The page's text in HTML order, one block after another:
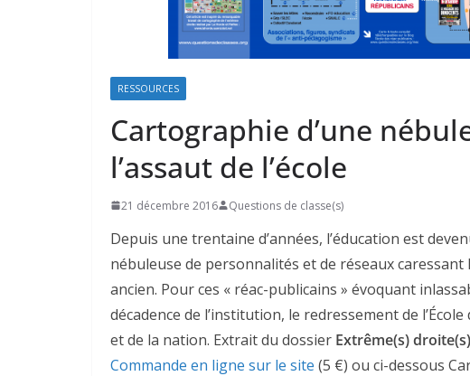
RESSOURCES
Cartographie d’une
l’assaut de l’école
21 décembre 2016 Questions de classe(s)
Depuis une trentaine d’années, l’éducation est
nébuleuse de personnalités et de réseaux
ancien. Pour ces « réac-publicains » évoquant
décadence de l’institution, le redressement de
et de la nation. Extrait du dossier Extrême(s)
Commande en ligne sur le site (5 €) ou ci-dessous